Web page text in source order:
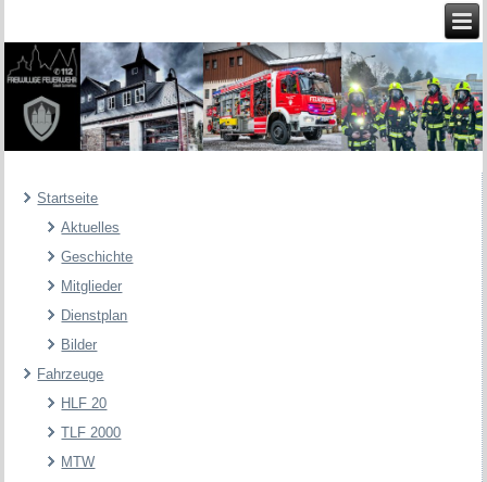
Startseite
Aktuelles
Geschichte
Mitglieder
Dienstplan
Bilder
Fahrzeuge
HLF 20
TLF 2000
MTW